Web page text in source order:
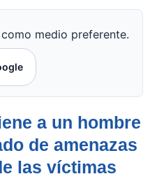
medio preferente.
a un hombre
de amenazas
las víctimas